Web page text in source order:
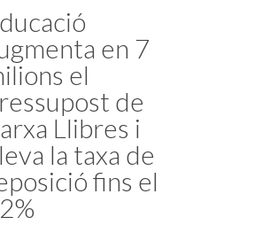
en 7
el
de
Llibres i
la taxa de
fins el